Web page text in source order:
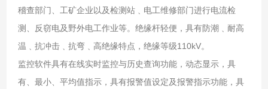
稽查部门、工矿企业以及检测站﹑电工维修部门进行电流检
测、反窃电及野外电工作业等。绝缘杆轻便，具有防潮﹑耐高
温﹑抗冲击﹑抗弯﹑高绝缘特点，绝缘等级110kV。
监控软件具有在线实时监控与历史查询功能，动态显示，具
有、最小、平均值指示，具有报警值设定及报警指示功能，具